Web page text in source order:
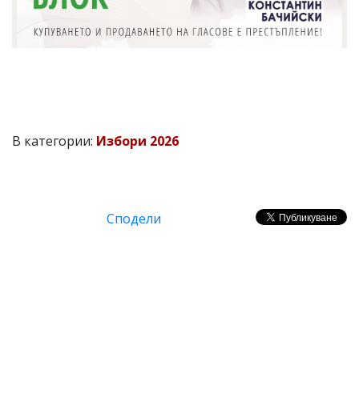
В категории: Избори 2026
Сподели